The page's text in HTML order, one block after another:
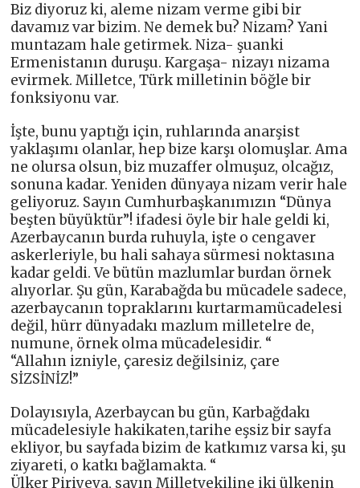
Biz diyoruz ki, aleme nizam verme gibi bir
davamız var bizim. Ne demek bu? Nizam? Yani
muntazam hale getirmek. Niza- şuanki
Ermenistanın duruşu. Kargaşa- nizayı nizama
evirmek. Milletce, Türk milletinin böğle bir
fonksiyonu var.
İşte, bunu yaptığı için, ruhlarında anarşist
yaklaşımı olanlar, hep bize karşı olomuşlar. Ama
ne olursa olsun, biz muzaffer olmuşuz, olcağız,
sonuna kadar. Yeniden dünyaya nizam verir hale
geliyoruz. Sayın Cumhurbaşkanımızın “Dünya
beşten büyüktür”! ifadesi öyle bir hale geldi ki,
Azerbaycanın burda ruhuyla, işte o cengaver
askerleriyle, bu hali sahaya sürmesi noktasına
kadar geldi. Ve bütün mazlumlar burdan örnek
alıyorlar. Şu gün, Karabağda bu mücadele sadece,
azerbaycanın topraklarını kurtarmamücadelesi
değil, hürr dünyadakı mazlum milletelre de,
numune, örnek olma mücadelesidir. “
“Allahın izniyle, çaresiz değilsiniz, çare
SİZSİNİZ!”
Dolayısıyla, Azerbaycan bu gün, Karbağdakı
mücadelesiyle hakikaten,tarihe eşsiz bir sayfa
ekliyor, bu sayfada bizim de katkımız varsa ki, şu
ziyareti, o katkı bağlamakta. “
Ülker Piriyeva, sayın Milletvekiline iki ülkenin